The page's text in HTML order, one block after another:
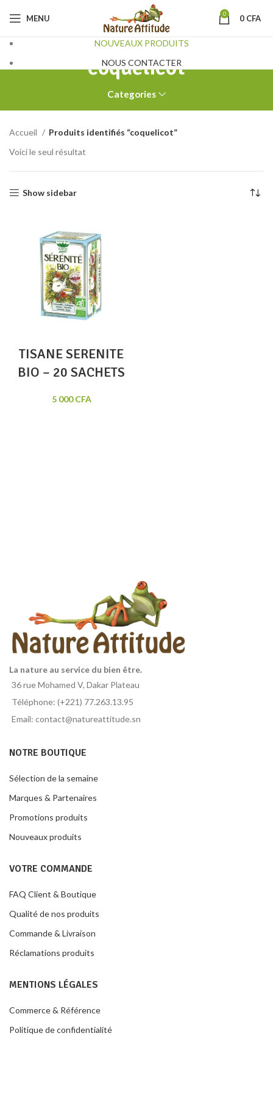
MENU 0 0 CFA
NOUVEAUX PRODUITS
NOUS CONTACTER
coquelicot
Categories
Accueil
Produits identifiés “coquelicot”
Voici le seul résultat
Show sidebar
TISANE SERENITE
BIO – 20 SACHETS
5 000CFA
La nature au service du bien être.
36 rue Mohamed V, Dakar Plateau
Téléphone: (+221) 77.263.13.95
Email: contact@natureattitude.sn
NOTRE BOUTIQUE
Sélection de la semaine
Marques & Partenaires
Promotions produits
Nouveaux produits
VOTRE COMMANDE
FAQ Client & Boutique
Qualité de nos produits
Commande & Livraison
Réclamations produits
MENTIONS LÉGALES
Commerce & Référence
Politique de confidentialité